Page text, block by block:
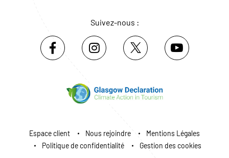
Suivez-nous :
Espace client Nous rejoindre
Mentions Légales
Politique de confidentialité
Gestion des cookies